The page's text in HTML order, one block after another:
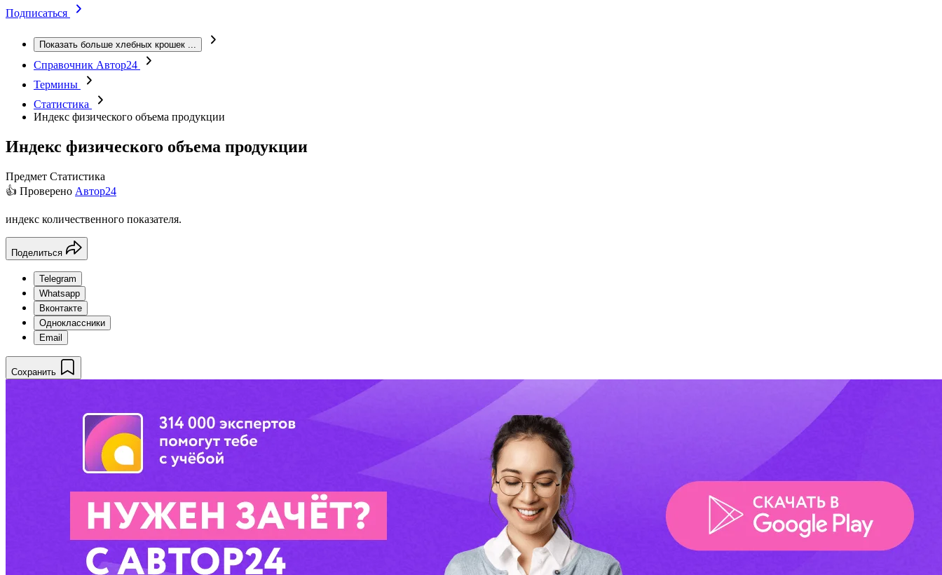
Подписаться
Показать больше хлебных крошек ...
Справочник Автор24
Термины
Статистика
Индекс физического объема продукции
Индекс физического объема продукции
Предмет Статистика
👍 Проверено Автор24
индекс количественного показателя.
Поделиться
Telegram
Whatsapp
Вконтакте
Одноклассники
Email
Сохранить